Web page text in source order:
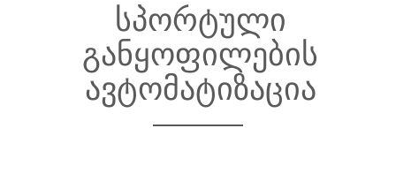
სპორტული
განყოფილების
ავტომატიზაცია